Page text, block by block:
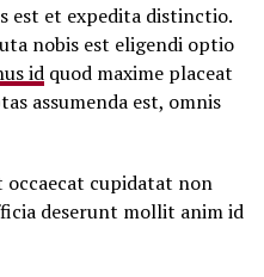
est et expedita distinctio.
nobis est eligendi optio
id quod maxime placeat
assumenda est, omnis
cupidatat non
deserunt mollit anim id